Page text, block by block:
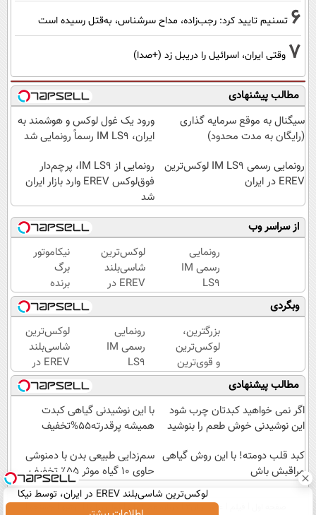
6 تسنیم تایید کرد: رجب‌زاده، مداح سرشناس، به‌قتل رسیده است
7 وقتی ایران، اسرائیل را دریبل زد (+صدا)
مطالب پیشنهادی
سیگنال به موقع سرمایه گذاری
(رایگان به مدت محدود)
ورود یک غول لوکس و هوشمند به
ایران، IM LS9 رسماً رونمایی شد
رونمایی رسمی IM LS9 لوکس‌ترین
EREV در ایران
رونمایی از IM LS9، پرچم‌دار
فوق‌لوکس EREV وارد بازار ایران
شد
از سراسر وب
رونمایی
رسمی IM
LS9
لوکس‌ترین
EREV در
ایران
لوکس‌ترین
شاسی‌بلند
EREV در
ایران،
توسط نیکا
موتور
رونمایی
شد!
نیکاموتور
برگ
برنده
جدیدش
را رو کرد،
IM LS9
رسماً
وارد بازار
ایران شد
وبگردی
بزرگترین،
لوکس‌ترین
و قوی‌ترین
شاسی بلند
EREV در
در ایران
رونمایی
رونمایی
رسمی IM
LS9
لوکس‌ترین
EREV در
ایران
لوکس‌ترین
شاسی‌بلند
EREV در
ایران،
توسط نیکا
موتور
رونمایی
مطالب پیشنهادی
اگر نمی خواهید کبدتان چرب شود
این نوشیدنی خوش طعم را بنوشید
با این نوشیدنی گیاهی کبدت
همیشه پرقدرته55%تخفیف
کبد قلب دومته! با این روش گیاهی
مراقبش باش
سم‌زدایی طبیعی بدن با دمنوشی
حاوی 10 گیاه موثر ۵۵٪ تخفیف
لوکس‌ترین شاسی‌بلند EREV در ایران، توسط نیکا
موتور رونمایی شد!
عصر ایران۲ درباره عصرایران تماس با ما